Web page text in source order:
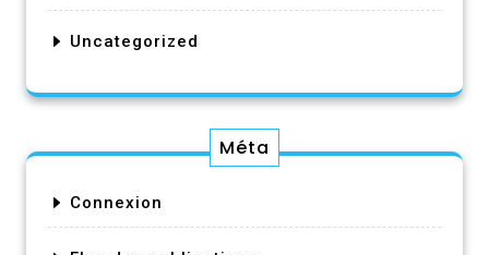
Uncategorized
Méta
Connexion